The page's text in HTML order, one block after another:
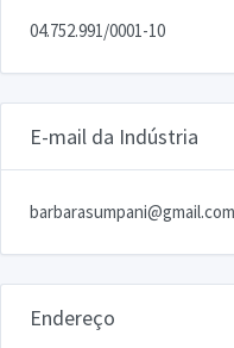
04.752.991/0001-10
E-mail da Indústria
barbarasumpani@gmail.com
Endereço